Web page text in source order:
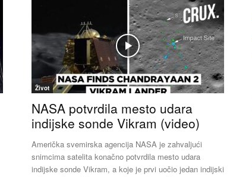
Život
NASA potvrdila mesto udara
indijske sonde Vikram (video)
Američka svemirska agencija NASA je zahvaljući
snimcima satelita konačno potvrdila mesto udara
indijske sonde Vikram, a koje je prvi uočio jedan indijski